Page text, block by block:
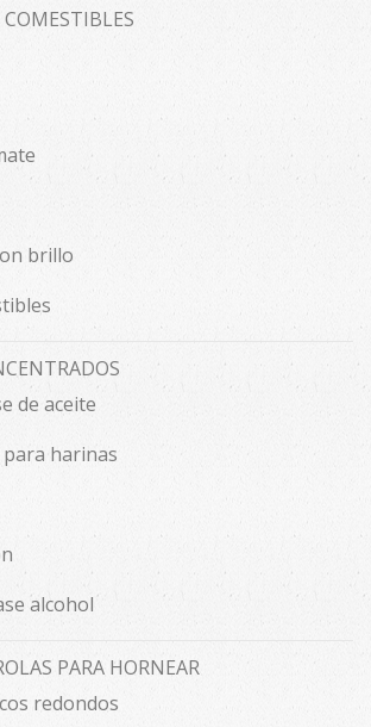
brillo
de aceite
harinas
alcohol
PARA HORNEAR
redondos